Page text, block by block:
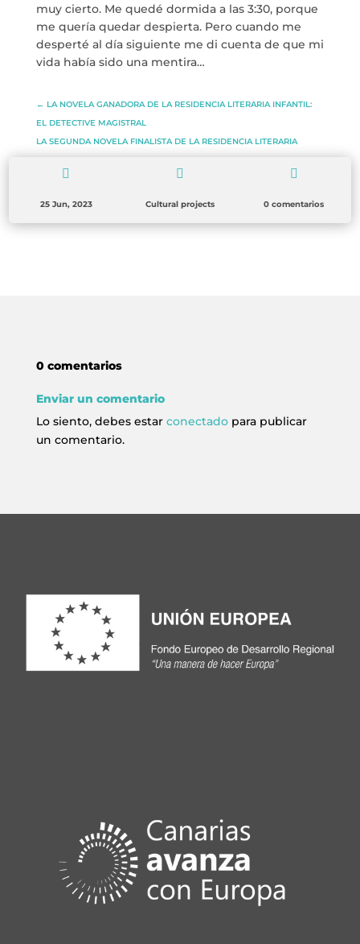
muy cierto. Me quedé dormida a las 3:30, porque
me quería quedar despierta. Pero cuando me
desperté al día siguiente me di cuenta de que mi
vida había sido una mentira…
← LA NOVELA GANADORA DE LA RESIDENCIA LITERARIA INFANTIL:
EL DETECTIVE MAGISTRAL
LA SEGUNDA NOVELA FINALISTA DE LA RESIDENCIA LITERARIA
INFANTIL: EL MISTERIO DEL HUEVO

25 Jun, 2023

Cultural projects

0 comentarios
0 comentarios
Enviar un comentario
Lo siento, debes estar conectadopara publicar
un comentario.